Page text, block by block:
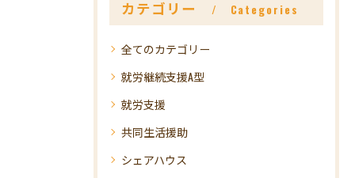
カテゴリー Categories
全てのカテゴリー
就労継続支援A型
就労支援
共同生活援助
シェアハウス